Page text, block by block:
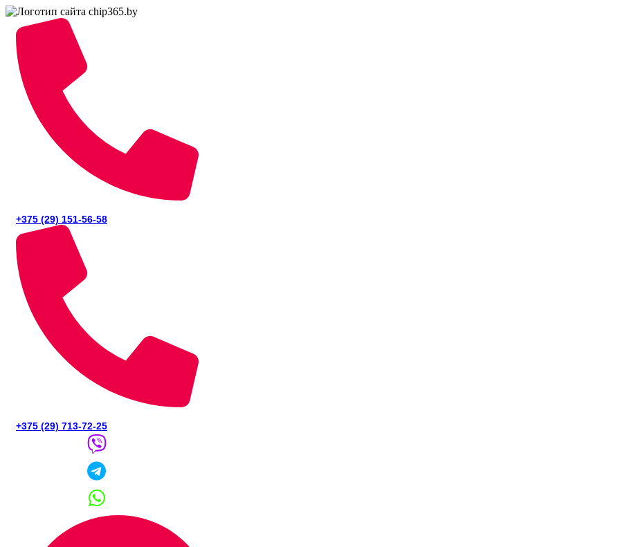
+375 (29) 151-56-58
+375 (29) 713-72-25